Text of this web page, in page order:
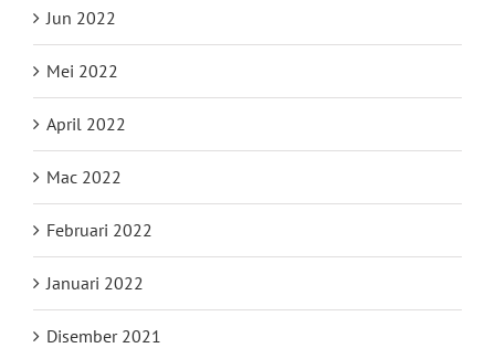
Jun 2022
Mei 2022
April 2022
Mac 2022
Februari 2022
Januari 2022
Disember 2021